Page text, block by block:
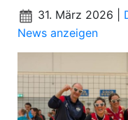
31. März 2026 |
News anzeigen